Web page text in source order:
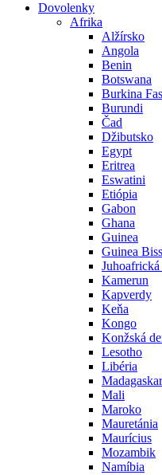
Dovolenky
Afrika
Alžírsko
Angola
Benin
Botswana
Burkina
Burundi
Čad
Džibutsko
Egypt
Eritrea
Eswatini
Etiópia
Gabon
Ghana
Guinea
Guinea
Kamerun
Kapverdy
Keňa
Kongo
Konžská
Lesotho
Libéria
Madagaskar
Mali
Maroko
Mauretánia
Maurícius
Mozambik
Namíbia